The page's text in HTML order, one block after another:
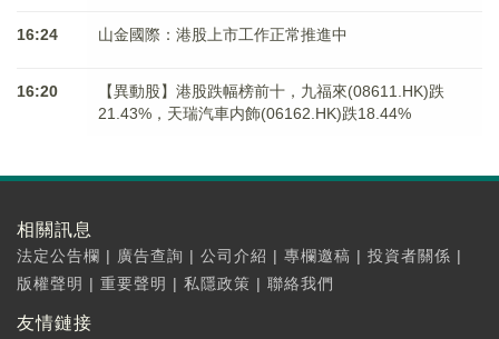
16:24 山金國際：港股上市工作正常推進中
16:20
【異動股】港股跌幅榜前十，九福來(08611.HK)跌
21.43%，天瑞汽車内飾(06162.HK)跌18.44%
相關訊息
法定公告欄 | 廣告查詢 | 公司介紹 | 專欄邀稿 | 投資者關係 |
版權聲明 | 重要聲明 | 私隱政策 | 聯絡我們
友情鏈接